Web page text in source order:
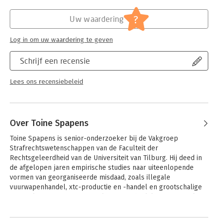
Mens en maatschappij
Strafrecht - Criminologie
Schrijf een recensie
Lees ons recensiebeleid
Uw waardering ?
Log in om uw waardering te geven
Over Toine Spapens
Toine Spapens is senior-onderzoeker bij de Vakgroep
Strafrechtswetenschappen van de Faculteit der
Rechtsgeleerdheid van de Universiteit van Tilburg. Hij deed in
de afgelopen jaren empirische studies naar uiteenlopende
vormen van georganiseerde misdaad, zoals illegale
vuurwapenhandel, xtc-productie en -handel en grootschalige